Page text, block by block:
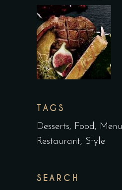
TAGS
Desserts Food Menu
Restaurant Style
SEARCH